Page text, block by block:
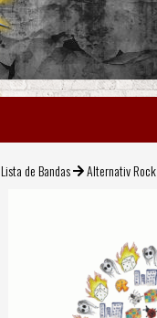
Lista de Bandas Alternativ Rock